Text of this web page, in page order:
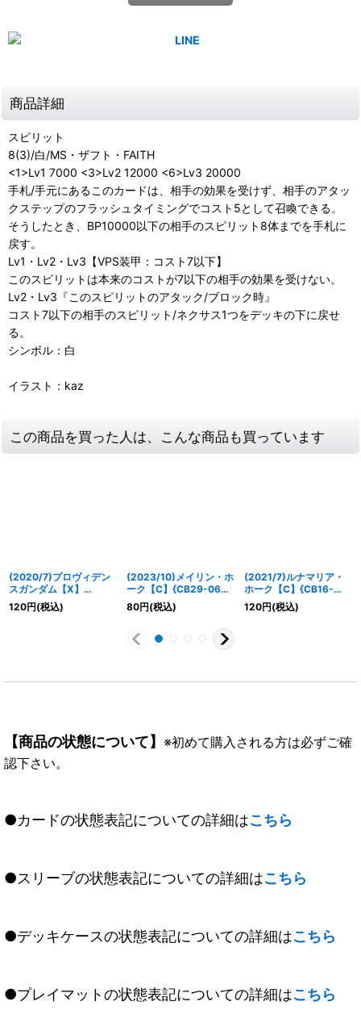
商品詳細
スピリット
8(3)/白/MS・ザフト・FAITH
<1>Lv1 7000 <3>Lv2 12000 <6>Lv3 20000
手札/手元にあるこのカードは、相手の効果を受けず、相手のアタッ
クステップのフラッシュタイミングでコスト5として召喚できる。
そうしたとき、BP10000以下の相手のスピリット8体までを手札に
戻す。
Lv1・Lv2・Lv3【VPS装甲：コスト7以下】
このスピリットは本来のコストが7以下の相手の効果を受けない。
Lv2・Lv3『このスピリットのアタック/ブロック時』
コスト7以下の相手のスピリット/ネクサス1つをデッキの下に戻せ
る。
シンボル：白
イラスト：kaz
この商品を買った人は、こんな商品も買っています
(2020/7)プロヴィデン
スガンダム【X】
{CB13-X03}《白》
120円(税込)
(2023/10)メイリン・ホ
ーク【C】{CB29-065}
《白》
80円(税込)
(2021/7)ルナマリア・
ホーク【C】{CB16-
058}《白》
120円(税込)
【商品の状態について】 ※初めて購入される方は必ずご確
認下さい。
●カードの状態表記についての詳細はこちら
●スリーブの状態表記についての詳細はこちら
●デッキケースの状態表記についての詳細はこちら
●プレイマットの状態表記についての詳細はこちら